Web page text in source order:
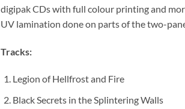
digipak CDs with full colour printing and
UV lamination done on parts of the two-
Tracks:
Legion of Hellfrost and Fire
Black Secrets in the Splintering Walls